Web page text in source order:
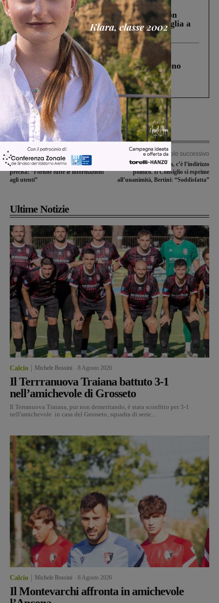
Cronaca 3 Agosto 2026
Scomparso da una struttura di Castiglion
Fiorentino l’uomo che aveva ucciso la figlia a
Levane nel 2020
Cronaca 4 Agosto 2026
Un anno fa la strage in A1 in cui morirono
Gianni, Giulia e Franco. Lo schianto, il
processo, lo stop ai sorpassi fra tir....
Articolo precedente
Diritto all’indennizzo, Publiacqua
precisa: “Fornite tutte le informazioni
agli utenti”
Articolo successivo
Epidurale alla Gruccia, c’è l’indirizzo
politico. Il Consiglio si esprime
all’unanimità, Bertini: “Soddisfatta”
Ultime Notizie
Calcio Michele Bossini 8 Agosto 2026
Il Terrranuova Traiana battuto 3-1
nell’amichevole di Grosseto
Il Terranuova Traiana, pur non demeritando, è stata sconfitto per 3-1
nell'amichevole in casa del Grosseto, squadra di serie...
Calcio Michele Bossini 8 Agosto 2026
Il Montevarchi affronta in amichevole